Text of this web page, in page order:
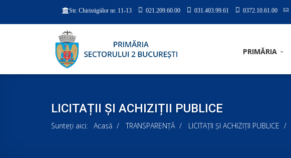
Str. Chiristigiilor nr. 11-13 021.209.60.00 031.403.99.61 0372.10.61.00
PRIMĂRIA
LICITAȚII ȘI ACHIZIȚII PUBLICE
Sunteți aici: Acasă TRANSPARENȚĂ LICITAȚII ȘI ACHIZIȚII PUBLICE